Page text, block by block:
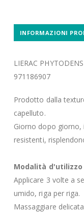
INFORMAZIONI
LIERAC
971186907
Prodotto dalla
capelluto.
Giorno dopo
resistenti,
Modalità d'utilizzo
Applicare 3 volte a
umido, riga per riga.
Massaggiare